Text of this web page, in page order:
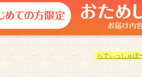
らでぃっしゅぼ